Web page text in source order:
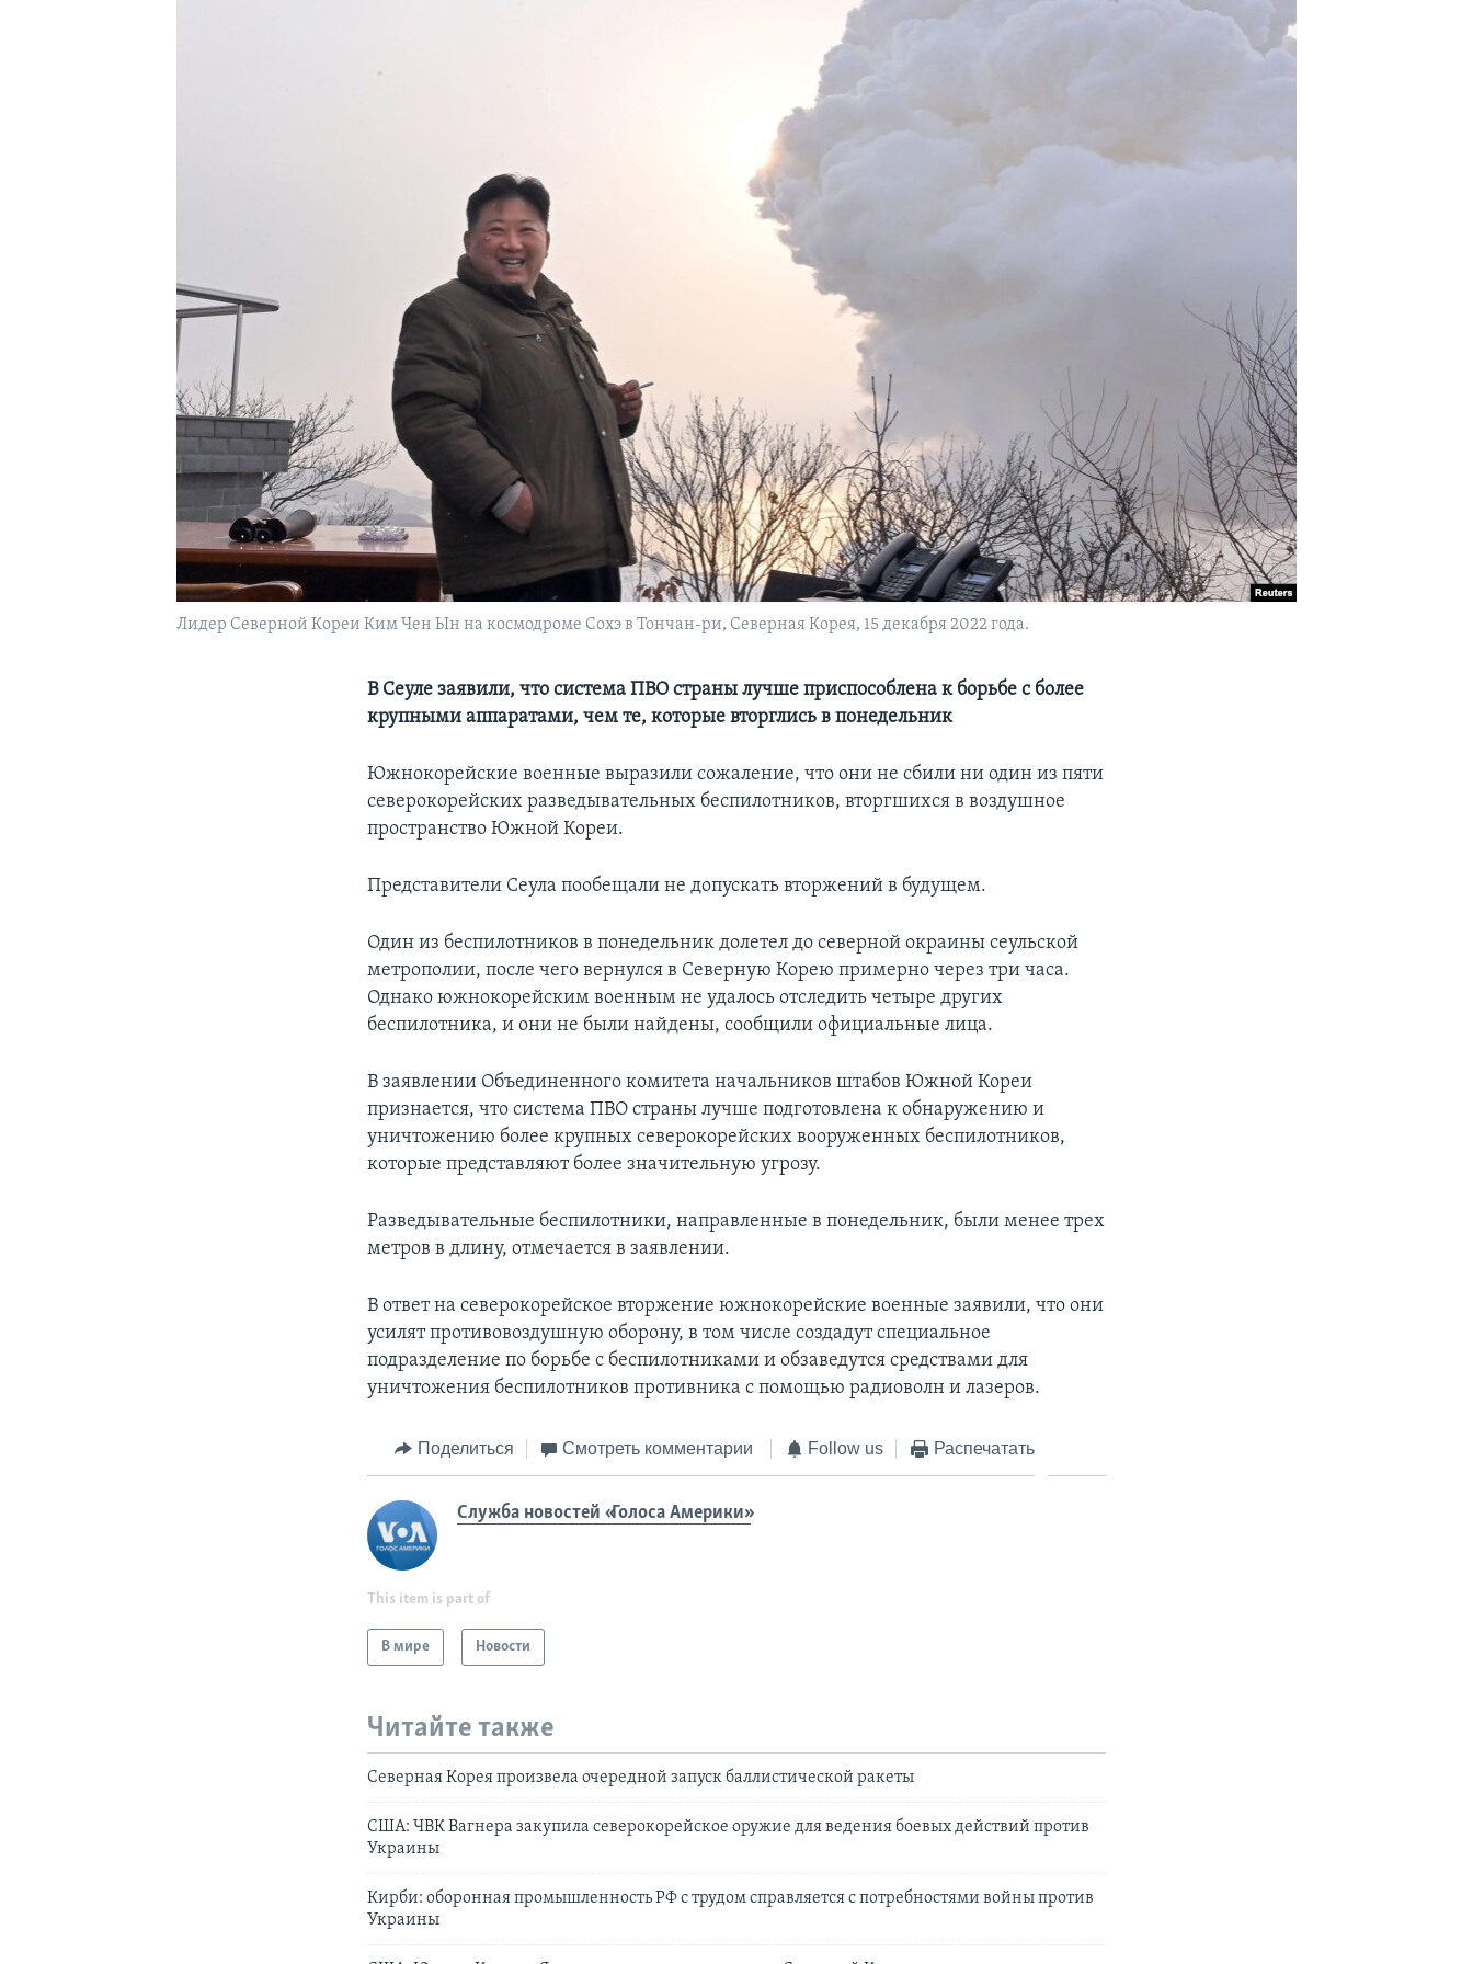
Лидер Северной Кореи Ким Чен Ын на космодроме Сохэ в Тончан-ри, Северная Корея, 15 декабря 2022 года.
В Сеуле заявили, что система ПВО страны лучше приспособлена к борьбе с более
крупными аппаратами, чем те, которые вторглись в понедельник
Южнокорейские военные выразили сожаление, что они не сбили ни один из пяти
северокорейских разведывательных беспилотников, вторгшихся в воздушное
пространство Южной Кореи.
Представители Сеула пообещали не допускать вторжений в будущем.
Один из беспилотников в понедельник долетел до северной окраины сеульской
метрополии, после чего вернулся в Северную Корею примерно через три часа.
Однако южнокорейским военным не удалось отследить четыре других
беспилотника, и они не были найдены, сообщили официальные лица.
В заявлении Объединенного комитета начальников штабов Южной Кореи
признается, что система ПВО страны лучше подготовлена к обнаружению и
уничтожению более крупных северокорейских вооруженных беспилотников,
которые представляют более значительную угрозу.
Разведывательные беспилотники, направленные в понедельник, были менее трех
метров в длину, отмечается в заявлении.
В ответ на северокорейское вторжение южнокорейские военные заявили, что они
усилят противовоздушную оборону, в том числе создадут специальное
подразделение по борьбе с беспилотниками и обзаведутся средствами для
уничтожения беспилотников противника с помощью радиоволн и лазеров.
Поделиться Смотреть комментарии Follow us Распечатать
Служба новостей «Голоса Америки»
This item is part of
В мире Новости
Читайте также
Северная Корея произвела очередной запуск баллистической ракеты
США: ЧВК Вагнера закупила северокорейское оружие для ведения боевых действий против
Украины
Кирби: оборонная промышленность РФ с трудом справляется с потребностями войны против
Украины